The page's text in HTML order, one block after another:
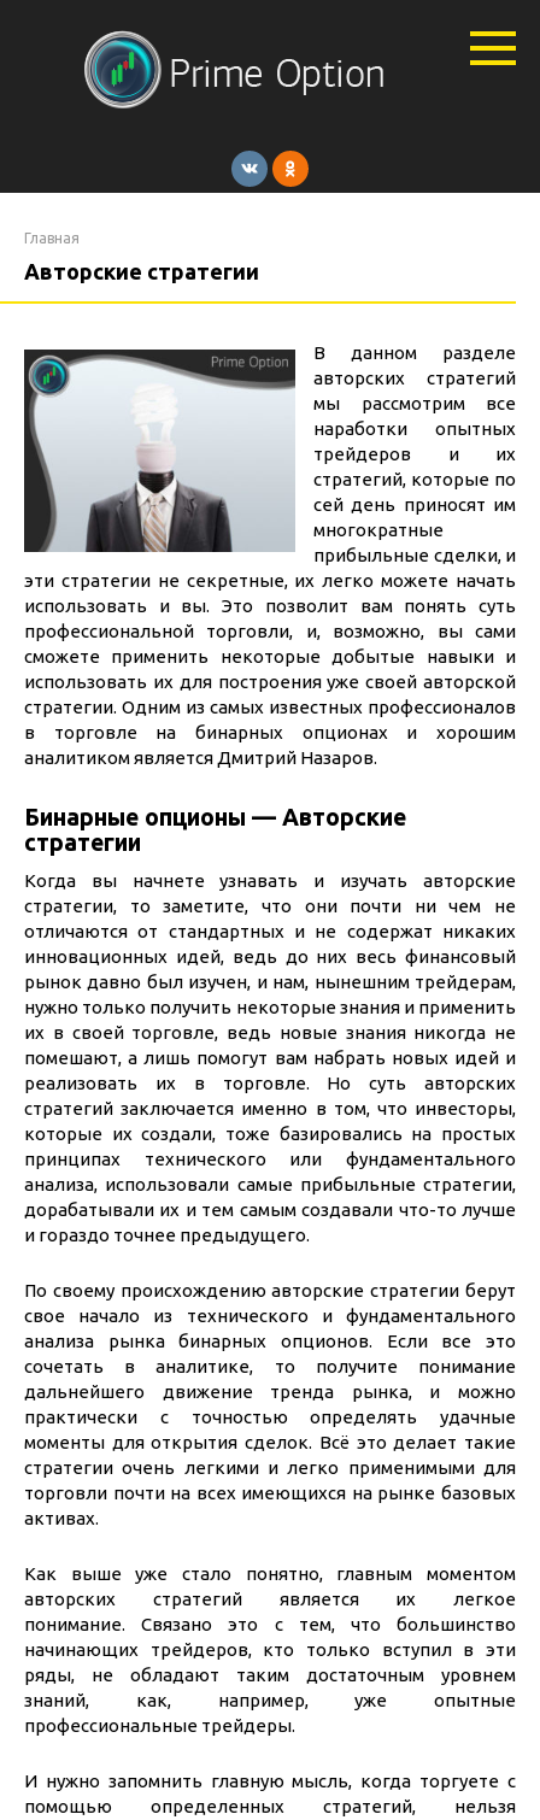
Главная
Авторские стратегии
В данном разделе
авторских стратегий
мы рассмотрим все
наработки опытных
трейдеров и их
стратегий, которые по
сей день приносят им
многократные
прибыльные сделки, и
эти стратегии не секретные, их легко можете начать
использовать и вы. Это позволит вам понять суть
профессиональной торговли, и, возможно, вы сами
сможете применить некоторые добытые навыки и
использовать их для построения уже своей авторской
стратегии. Одним из самых известных профессионалов
в торговле на бинарных опционах и хорошим
аналитиком является Дмитрий Назаров.
Бинарные опционы — Авторские
стратегии
Когда вы начнете узнавать и изучать авторские
стратегии, то заметите, что они почти ни чем не
отличаются от стандартных и не содержат никаких
инновационных идей, ведь до них весь финансовый
рынок давно был изучен, и нам, нынешним трейдерам,
нужно только получить некоторые знания и применить
их в своей торговле, ведь новые знания никогда не
помешают, а лишь помогут вам набрать новых идей и
реализовать их в торговле. Но суть авторских
стратегий заключается именно в том, что инвесторы,
которые их создали, тоже базировались на простых
принципах технического или фундаментального
анализа, использовали самые прибыльные стратегии,
дорабатывали их и тем самым создавали что-то лучше
и гораздо точнее предыдущего.
По своему происхождению авторские стратегии берут
свое начало из технического и фундаментального
анализа рынка бинарных опционов. Если все это
сочетать в аналитике, то получите понимание
дальнейшего движение тренда рынка, и можно
практически с точностью определять удачные
моменты для открытия сделок. Всё это делает такие
стратегии очень легкими и легко применимыми для
торговли почти на всех имеющихся на рынке базовых
активах.
Как выше уже стало понятно, главным моментом
авторских стратегий является их легкое
понимание. Связано это с тем, что большинство
начинающих трейдеров, кто только вступил в эти
ряды, не обладают таким достаточным уровнем
знаний, как, например, уже опытные
профессиональные трейдеры.
И нужно запомнить главную мысль, когда торгуете с
помощью определенных стратегий, нельзя